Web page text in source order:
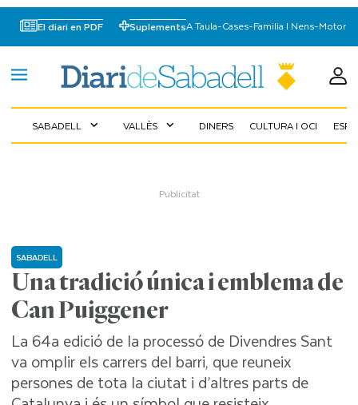
El diari en PDF SuplementsA Taula-Cases-Familia I Nens-Motor
SABADELL expand_more VALLÈS expand_more DINERS CULTURA I OCI
Una tradició única i emblema de
Can Puiggener
SABADELL
La 64a edició de la processó de Divendres Sant
va omplir els carrers del barri, que reuneix
persones de tota la ciutat i d’altres parts de